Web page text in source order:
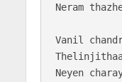
Neram
Vanil
Neyen